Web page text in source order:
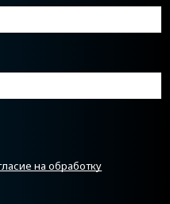
на обработку